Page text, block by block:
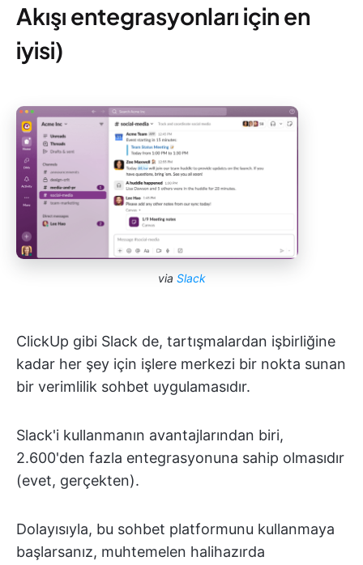
Akışı entegrasyonları için en
iyisi)
via Slack
ClickUp gibi Slack de, tartışmalardan işbirliğine
kadar her şey için işlere merkezi bir nokta sunan
bir verimlilik sohbet uygulamasıdır.
Slack'i kullanmanın avantajlarından biri,
2.600'den fazla entegrasyonuna sahip olmasıdır
(evet, gerçekten).
Dolayısıyla, bu sohbet platformunu kullanmaya
başlarsanız, muhtemelen halihazırda